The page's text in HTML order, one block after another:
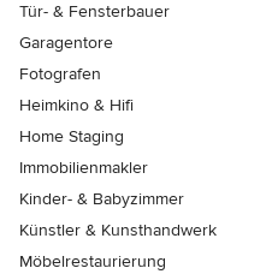
Tür- & Fensterbauer
Garagentore
Fotografen
Heimkino & Hifi
Home Staging
Immobilienmakler
Kinder- & Babyzimmer
Künstler & Kunsthandwerk
Möbelrestaurierung